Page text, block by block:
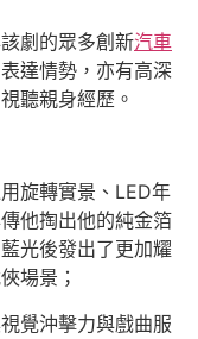
劇的眾多創新汽車
達情勢，亦有高深
聽親身經歷。
旋轉實景、LED年
他掏出他的純金箔
光後發出了更加耀
場景；
覺沖擊力與戲曲服